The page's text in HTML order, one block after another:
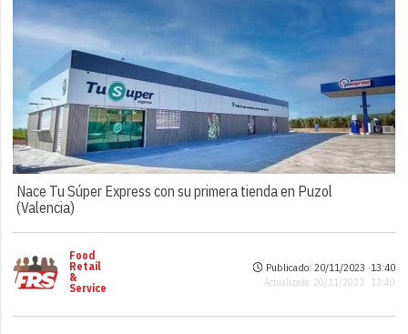
Nace Tu Súper Express con su primera tienda en Puzol
(Valencia)
Food
Retail
&
Service
Publicado: 20/11/2023 ·13:40
Actualizado: 20/11/2023 · 13:40